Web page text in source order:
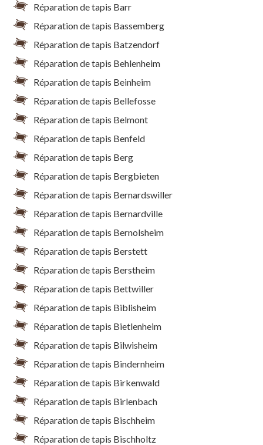
Réparation de tapis Barr
Réparation de tapis Bassemberg
Réparation de tapis Batzendorf
Réparation de tapis Behlenheim
Réparation de tapis Beinheim
Réparation de tapis Bellefosse
Réparation de tapis Belmont
Réparation de tapis Benfeld
Réparation de tapis Berg
Réparation de tapis Bergbieten
Réparation de tapis Bernardswiller
Réparation de tapis Bernardville
Réparation de tapis Bernolsheim
Réparation de tapis Berstett
Réparation de tapis Berstheim
Réparation de tapis Bettwiller
Réparation de tapis Biblisheim
Réparation de tapis Bietlenheim
Réparation de tapis Bilwisheim
Réparation de tapis Bindernheim
Réparation de tapis Birkenwald
Réparation de tapis Birlenbach
Réparation de tapis Bischheim
Réparation de tapis Bischholtz